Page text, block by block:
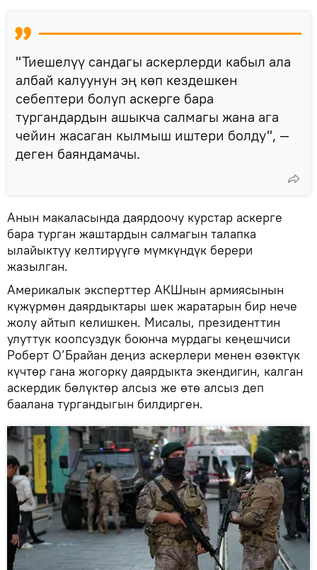
"Тиешелүү сандагы аскерлерди кабыл ала
албай калуунун эң көп кездешкен
себептери болуп аскерге бара
тургандардын ашыкча салмагы жана ага
чейин жасаган кылмыш иштери болду", —
деген баяндамачы.
Анын макаласында даярдоочу курстар аскерге
бара турган жаштардын салмагын талапка
ылайыктуу келтирүүгө мүмкүндүк берери
жазылган.
Америкалык эксперттер АКШнын армиясынын
күжүрмөн даярдыктары шек жаратарын бир нече
жолу айтып келишкен. Мисалы, президенттин
улуттук коопсуздук боюнча мурдагы кеңешчиси
Роберт О’Брайан деңиз аскерлери менен өзөктүк
күчтөр гана жогорку даярдыкта экендигин, калган
аскердик бөлүктөр алсыз же өтө алсыз деп
баалана тургандыгын билдирген.